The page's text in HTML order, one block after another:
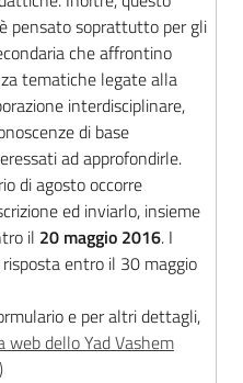
pensato soprattutto per gli
che affrontino
tematiche legate alla
interdisciplinare,
di base
ad approfondirle.
di agosto occorre
ed inviarlo, insieme
il 20 maggio 2016. I
entro il 30 maggio
e per altri dettagli,
web dello Yad Vashem